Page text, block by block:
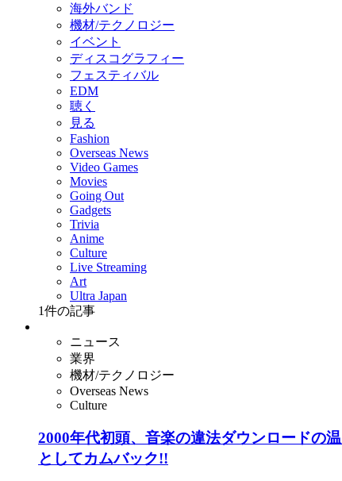
海外バンド
機材/テクノロジー
イベント
ディスコグラフィー
フェスティバル
EDM
聴く
見る
Fashion
Overseas News
Video Games
Movies
Going Out
Gadgets
Trivia
Anime
Culture
Live Streaming
Art
Ultra Japan
1件の記事
ニュース
業界
機材/テクノロジー
Overseas News
Culture
2000年代初頭、音楽の違法ダウンロードの
としてカムバック!!